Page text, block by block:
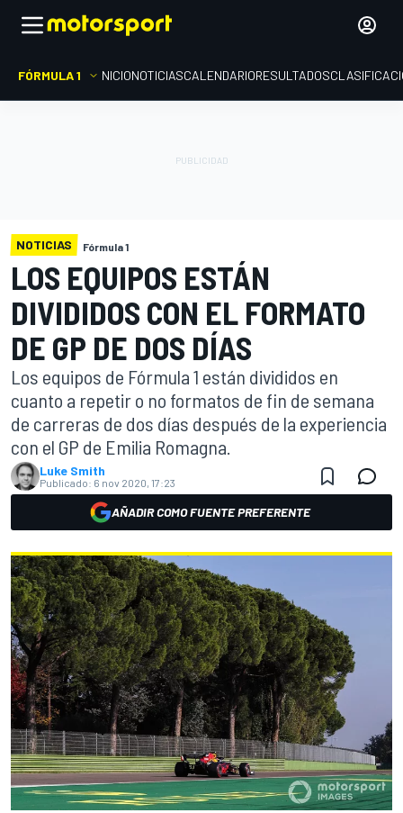
FÓRMULA 1 INICIONOTICIASCALENDARIORESULTADOS
NOTICIAS Fórmula 1
LOS EQUIPOS ESTÁN
DIVIDIDOS CON EL FORMATO
DE GP DE DOS DÍAS
Los equipos de Fórmula 1 están divididos en
cuanto a repetir o no formatos de fin de semana
de carreras de dos días después de la experiencia
con el GP de Emilia Romagna.
Luke Smith
Publicado: 6 nov 2020, 17:23
AÑADIR COMO FUENTE PREFERENTE